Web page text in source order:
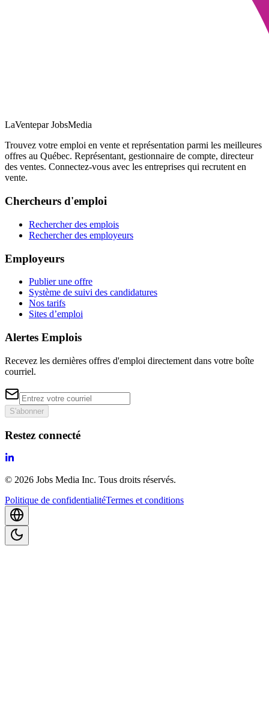
LaVentepar JobsMedia
Trouvez votre emploi en vente et représentation parmi les meilleures
offres au Québec. Représentant, gestionnaire de compte, directeur
des ventes. Connectez-vous avec les entreprises qui recrutent en
vente.
Chercheurs d'emploi
Rechercher des emplois
Rechercher des employeurs
Employeurs
Publier une offre
Système de suivi des candidatures
Nos tarifs
Sites d’emploi
Alertes Emplois
Recevez les dernières offres d'emploi directement dans votre boîte
courriel.
S'abonner
Restez connecté
© 2026 Jobs Media Inc. Tous droits réservés.
Politique de confidentialitéTermes et conditions